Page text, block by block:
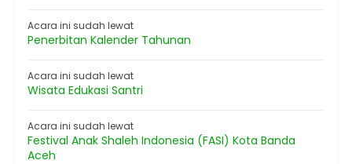
Acara ini sudah lewat
Penerbitan Kalender Tahunan
Acara ini sudah lewat
Wisata Edukasi Santri
Acara ini sudah lewat
Festival Anak Shaleh Indonesia (FASI) Kota Banda
Aceh